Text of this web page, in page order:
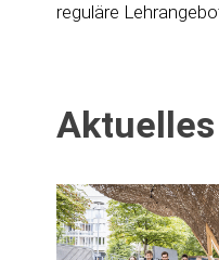
reguläre
Aktuelles